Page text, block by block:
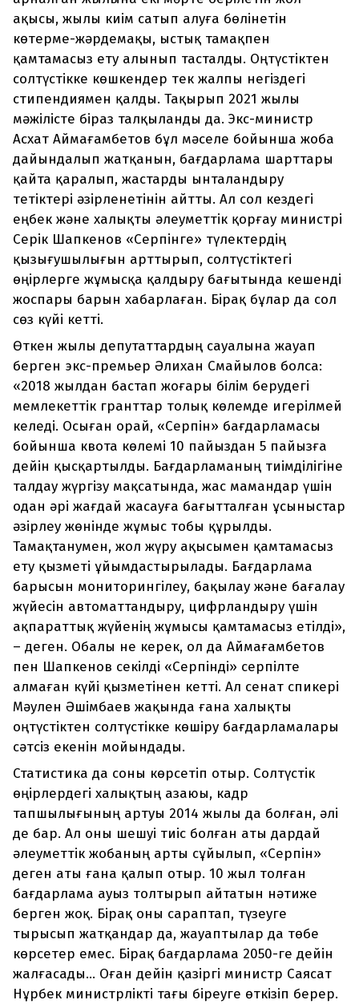
ақысы, жылы киім сатып алуға бөлінетін
көтерме-жәрдемақы, ыстық тамақпен
қамтамасыз ету алынып тасталды. Оңтүстіктен
солтүстікке көшкендер тек жалпы негіздегі
стипендиямен қалды. Тақырып 2021 жылы
мәжілісте біраз талқыланды да. Экс-министр
Асхат Аймағамбетов бұл мәселе бойынша жоба
дайындалып жатқанын, бағдарлама шарттары
қайта қаралып, жастарды ынталандыру
тетіктері әзірленетінін айтты. Ал сол кездегі
еңбек және халықты әлеуметтік қорғау министрі
Серік Шапкенов «Серпінге» түлектердің
қызығушылығын арттырып, солтүстіктегі
өңірлерге жұмысқа қалдыру бағытында кешенді
жоспары барын хабарлаған. Бірақ бұлар да сол
сөз күйі кетті.
Өткен жылы депутаттардың сауалына жауап
берген экс-премьер Әлихан Смайылов болса:
«2018 жылдан бастап жоғары білім берудегі
мемлекеттік гранттар толық көлемде игерілмей
келеді. Осыған орай, «Серпін» бағдарламасы
бойынша квота көлемі 10 пайыздан 5 пайызға
дейін қысқартылды. Бағдарламаның тиімділігіне
талдау жүргізу мақсатында, жас мамандар үшін
одан әрі жағдай жасауға бағытталған ұсыныстар
әзірлеу жөнінде жұмыс тобы құрылды.
Тамақтанумен, жол жүру ақысымен қамтамасыз
ету қызметі ұйымдастырылады. Бағдарлама
барысын мониторингілеу, бақылау және бағалау
жүйесін автоматтандыру, цифрландыру үшін
ақпараттық жүйенің жұмысы қамтамасыз етілді»,
– деген. Обалы не керек, ол да Аймағамбетов
пен Шапкенов секілді «Серпінді» серпілте
алмаған күйі қызметінен кетті. Ал сенат спикері
Мәулен Әшімбаев жақында ғана халықты
оңтүстіктен солтүстікке көшіру бағдарламалары
сәтсіз екенін мойындады.
Статистика да соны көрсетіп отыр. Солтүстік
өңірлердегі халықтың азаюы, кадр
тапшылығының артуы 2014 жылы да болған, әлі
де бар. Ал оны шешуі тиіс болған аты дардай
әлеуметтік жобаның арты сұйылып, «Серпін»
деген аты ғана қалып отыр. 10 жыл толған
бағдарлама ауыз толтырып айтатын нәтиже
берген жоқ. Бірақ оны сараптап, түзеуге
тырысып жатқандар да, жауаптылар да төбе
көрсетер емес. Бірақ бағдарлама 2050-ге дейін
жалғасады... Оған дейін қазіргі министр Саясат
Нұрбек министрлікті тағы біреуге өткізіп берер.